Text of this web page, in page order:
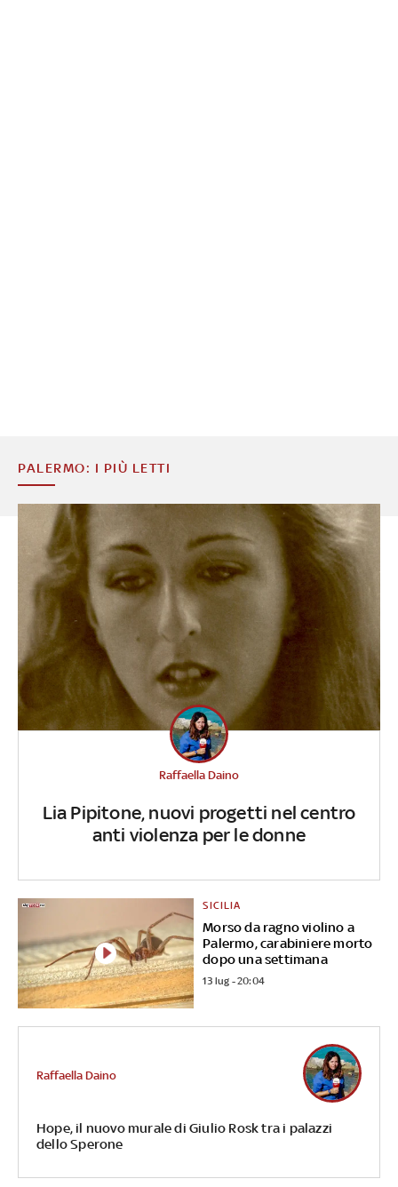
PALERMO: I PIÙ LETTI
Lia Pipitone, nuovi progetti nel centro
anti violenza per le donne
Raffaella Daino
Morso da ragno violino a
Palermo, carabiniere morto
dopo una settimana
SICILIA
13 lug - 20:04
Hope, il nuovo murale di Giulio Rosk tra i palazzi
dello Sperone
Raffaella Daino